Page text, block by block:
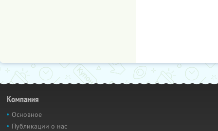
Компания
Основное
Публикации о нас